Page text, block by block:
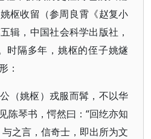
枢收留（参周良霄《赵复小
辑，中国社会科学出版社，
时隔多年，姚枢的侄子姚燧
：
（姚枢）戎服而髯，不以华
陈琴书，愕然曰：“回纥亦知
之言，信奇士，即出所为文